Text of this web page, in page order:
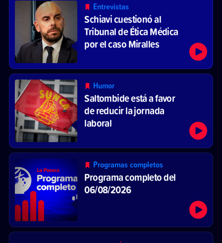
Entrevistas
Schiavi cuestionó al
Tribunal de Ética Médica
por el caso Miralles
Humor
Saltombide está a favor
de reducir la jornada
laboral
Programas completos
Programa completo del
06/08/2026